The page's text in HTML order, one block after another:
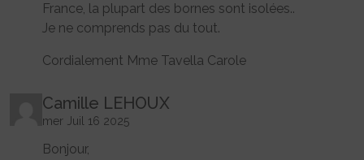
France, la plupart des bornes sont isolées..
Je ne comprends pas du tout.
Cordialement Mme Tavella Carole
Camille LEHOUX
mer Juil 16 2025
Bonjour,